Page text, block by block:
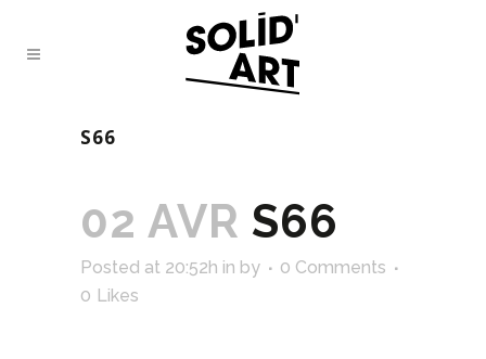
S66
02 AVR S66
Posted at 20:52h in by
0 Comments
0 Likes